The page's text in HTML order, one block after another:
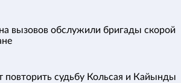
вызовов обслужили бригады скорой
судьбу Кольсая и Кайынды